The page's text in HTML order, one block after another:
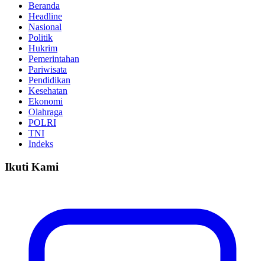
Beranda
Headline
Nasional
Politik
Hukrim
Pemerintahan
Pariwisata
Pendidikan
Kesehatan
Ekonomi
Olahraga
POLRI
TNI
Indeks
Ikuti Kami